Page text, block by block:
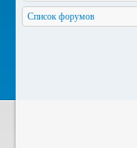
Список форумов